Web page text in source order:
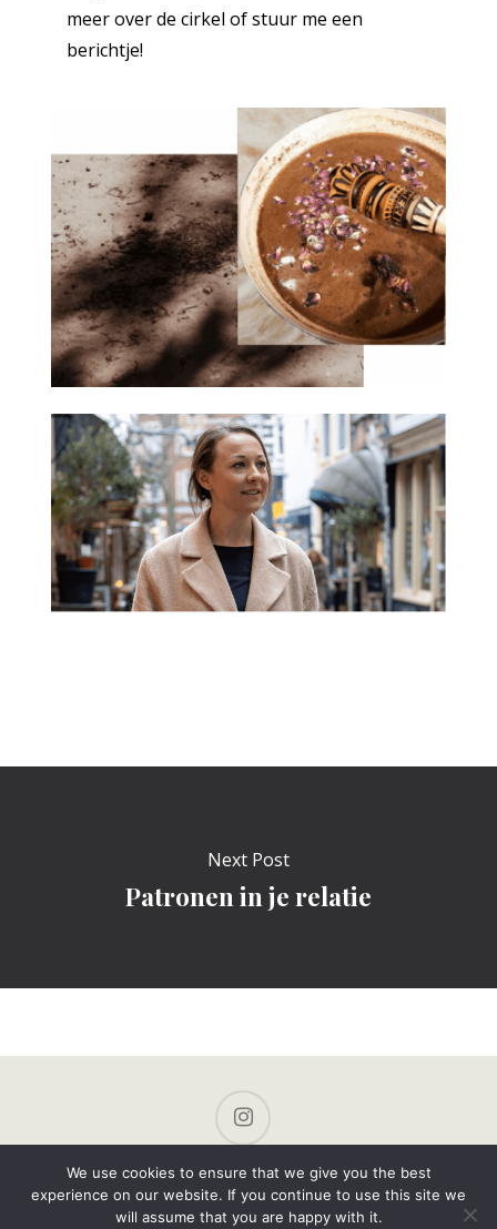
meer over de cirkel of stuur me een
berichtje!
Next Post
Patronen in je relatie
Linda Hauer | Seksuoloog & EFT-Relatietherapeut |
We use cookies to ensure that we give you the best
experience on our website. If you continue to use this site we
will assume that you are happy with it.